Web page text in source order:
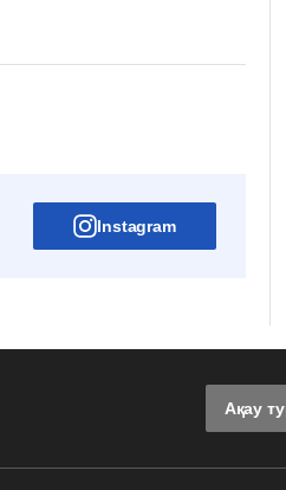
Instagram
Ақау